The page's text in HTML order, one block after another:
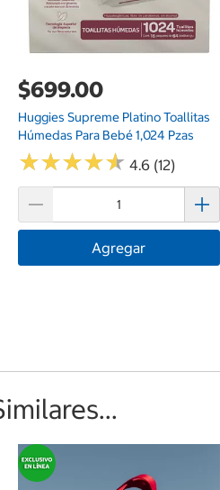
$699.00
Huggies Supreme Platino Toallitas
Húmedas Para Bebé 1,024 Pzas
★★★★★
★★★★★ 4.6 (12)
Agregar